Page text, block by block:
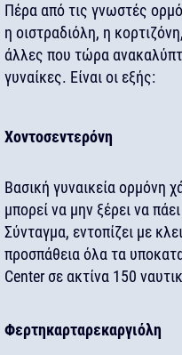
Πέρα από τις γνωστές
η οιστραδιόλη, η
άλλες που τώρα
γυναίκες. Είναι οι εξής:
Χοντοσεντερόνη
Βασική γυναικεία ορμόνη
μπορεί να μην ξέρει να
Σύνταγμα, εντοπίζει με
προσπάθεια όλα τα
Center σε ακτίνα 150
Φερτηκαρταρεκαργιόλη